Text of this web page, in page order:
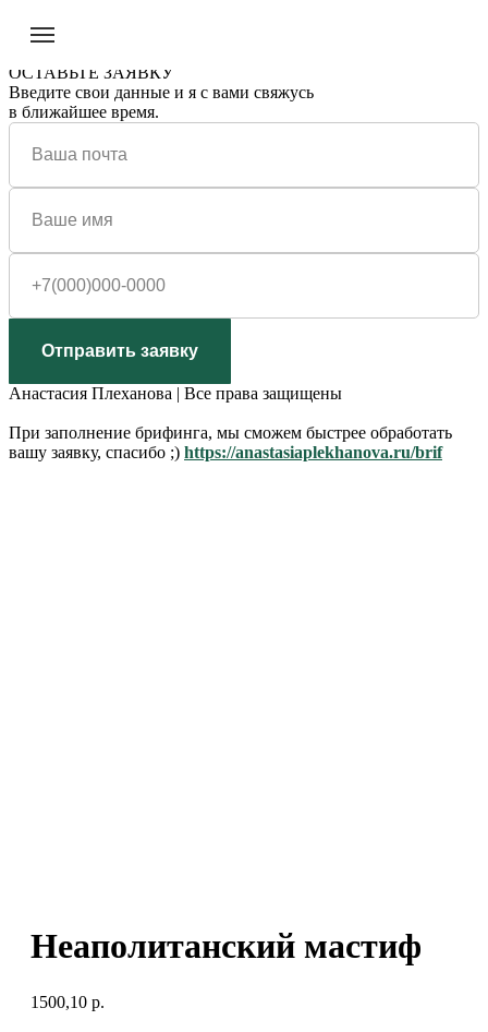
ОСТАВЬТЕ ЗАЯВКУ
Введите свои данные и я с вами свяжусь
в ближайшее время.
Отправить заявку
Анастасия Плеханова | Все права защищены
При заполнение брифинга, мы сможем быстрее обработать
вашу заявку, спасибо ;) https://anastasiaplekhanova.ru/brif
Неаполитанский мастиф
1500,10 р.